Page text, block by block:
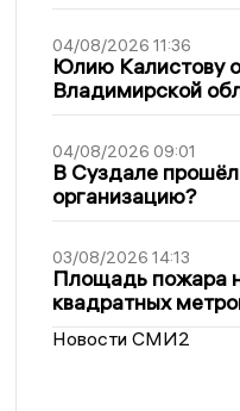
04/08/2026 11:36
Юлию Калистову
Владимирской
04/08/2026 09:01
В Суздале
организацию?
03/08/2026 14:13
Площадь пожара
квадратных
Новости СМИ2